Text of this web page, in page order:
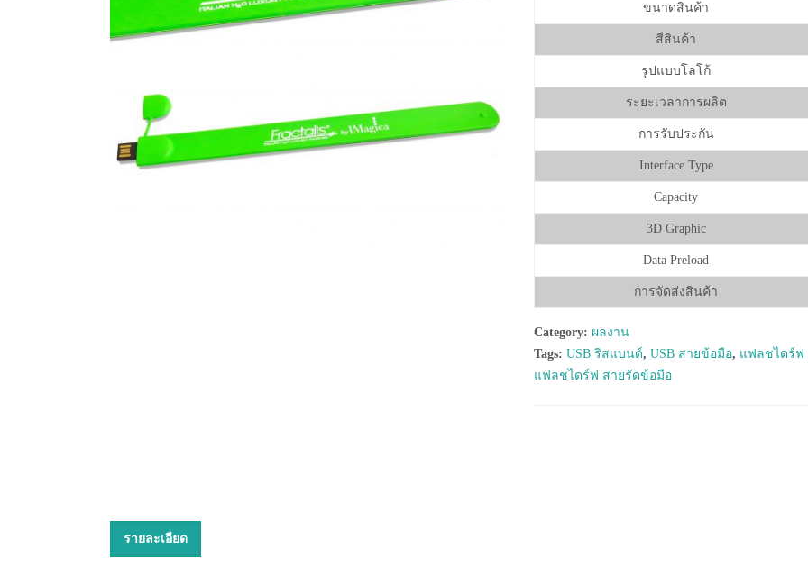
ขนาดสินค้า
สีสินค้า
รูปแบบโลโก้
ระยะเวลาการผลิต
การรับประกัน
Interface Type
Capacity
3D Graphic
Data Preload
การจัดส่งสินค้า
Category: ผลงาน
Tags: USB ริสแบนด์, USB สายข้อมือ, แฟลชไดร์ฟ
แฟลชไดร์ฟ สายรัดข้อมือ
รายละเอียด